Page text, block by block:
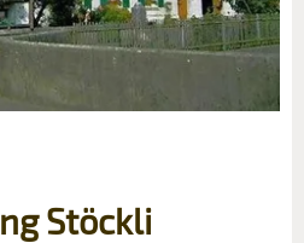
Stöckli